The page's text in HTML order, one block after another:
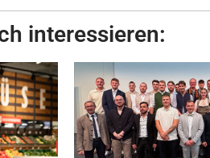
interessieren: